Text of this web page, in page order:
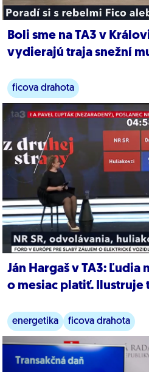
Boli sme na TA3 v
vydierajú traja snežní
ficova drahota
Ján Hargaš v TA3:
o mesiac platiť. Ilustruje
energetika ficova drahota